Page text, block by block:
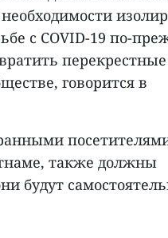
с COVID-19 по-
перекрестные
говорится в
также должны
будут